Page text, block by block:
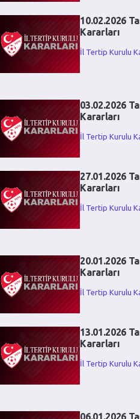
10.02.2026
Kararları
İl Tertip Kurulu
03.02.2026
Kararları
İl Tertip Kurulu
27.01.2026
Kararları
İl Tertip Kurulu
20.01.2026
Kararları
İl Tertip Kurulu
13.01.2026
Kararları
İl Tertip Kurulu
06.01.2026